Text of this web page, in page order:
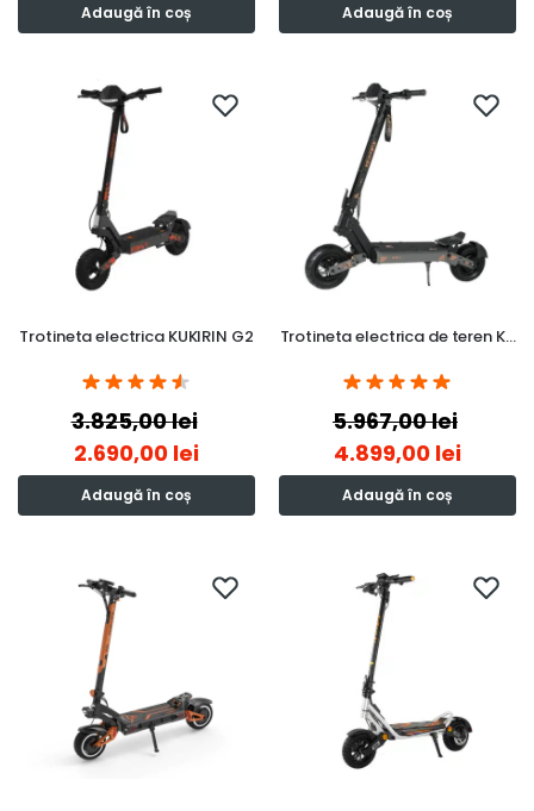
Adaugă în coș Adaugă în coș
Trotineta electrica KUKIRIN G2
3.825,00lei
2.690,00 lei
Adaugă în coș
Trotineta electrica de teren K…
5.967,00lei
4.899,00 lei
Adaugă în coș